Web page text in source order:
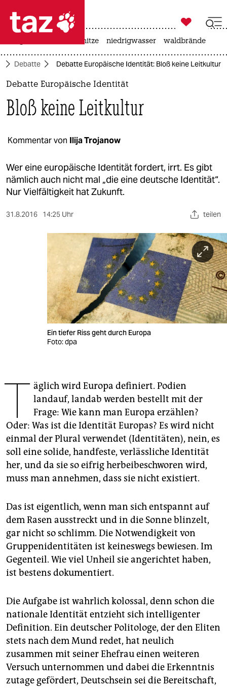
 taz zahl ich
taz zahl ich
politik
öko
gesellschaft
kultur
wahrheit
veranstaltungen
unterstützen
abo
genossenschaft
epaper login

taz zahl ich
hitze niedrigwasser waldbrände
Debatte Debatte Europäische Identität: Bloß keine Leitkultur
Debatte Europäische Identität
Bloß keine Leitkultur
Kommentar von Ilija Trojanow
Wer eine europäische Identität fordert, irrt. Es gibt
nämlich auch nicht mal „die eine deutsche Identität“.
Nur Vielfältigkeit hat Zukunft.
31.8.2016 14:25 Uhr teilen
Ein tiefer Riss geht durch Europa
Foto: dpa
T äglich wird Europa definiert. Podien
landauf, landab werden bestellt mit der
Frage: Wie kann man Europa erzählen?
Oder: Was ist die Identität Europas? Es wird nicht
einmal der Plural verwendet (Identitäten), nein, es
soll eine solide, handfeste, verlässliche Identität
her, und da sie so eifrig herbeibeschworen wird,
muss man annehmen, dass sie nicht existiert.
Das ist eigentlich, wenn man sich entspannt auf
dem Rasen ausstreckt und in die Sonne blinzelt,
gar nicht so schlimm. Die Notwendigkeit von
Gruppenidentitäten ist keineswegs bewiesen. Im
Gegenteil. Wie viel Unheil sie angerichtet haben,
ist bestens dokumentiert.
Die Aufgabe ist wahrlich kolossal, denn schon die
nationale Identität entzieht sich intelligenter
Definition. Ein deutscher Politologe, der den Eliten
stets nach dem Mund redet, hat neulich
zusammen mit seiner Ehefrau einen weiteren
Versuch unternommen und dabei die Erkenntnis
zutage gefördert, Deutschsein sei die Bereitschaft,